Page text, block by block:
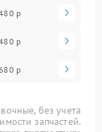
р
р
р
без учета
запчастей.